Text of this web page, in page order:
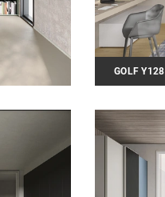
GOLF Y128